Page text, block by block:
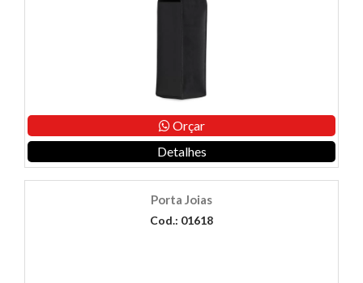
Orçar
Detalhes
Porta Joias
Cod.: 01618